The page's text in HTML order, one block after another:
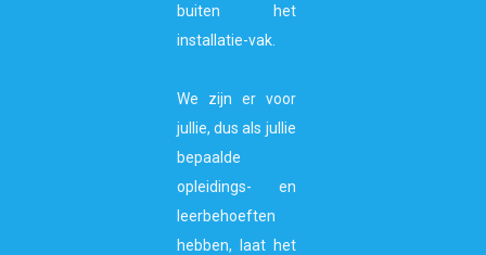
buiten het
installatie-vak.
We zijn er voor
jullie, dus als jullie
bepaalde
opleidings- en
leerbehoeften
hebben, laat het